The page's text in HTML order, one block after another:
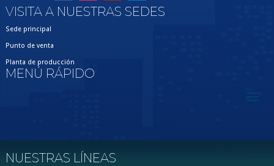
VISITA A NUESTRAS SEDES
Sede principal
Punto de venta
Planta de producción
MENÚ RÁPIDO
NUESTRAS LÍNEAS